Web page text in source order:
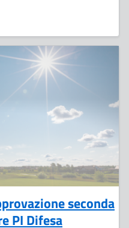
seconda
PI Difesa